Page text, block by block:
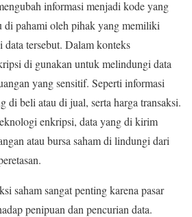
informasi menjadi kode yang
di pahami oleh pihak yang memiliki
tersebut. Dalam konteks
di gunakan untuk melindungi data
yang sensitif. Seperti informasi
di beli atau di jual, serta harga transaksi.
enkripsi, data yang di kirim
atau bursa saham di lindungi dari
saham sangat penting karena pasar
penipuan dan pencurian data.